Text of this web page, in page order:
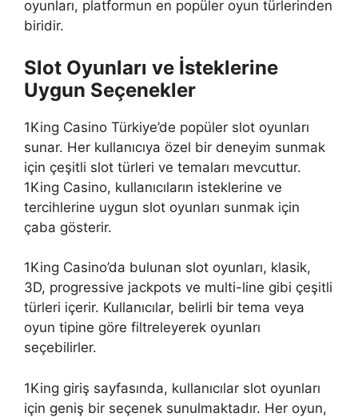
oyunları, platformun en popüler oyun türlerinden
biridir.
Slot Oyunları ve İsteklerine
Uygun Seçenekler
1King Casino Türkiye’de popüler slot oyunları
sunar. Her kullanıcıya özel bir deneyim sunmak
için çeşitli slot türleri ve temaları mevcuttur.
1King Casino, kullanıcıların isteklerine ve
tercihlerine uygun slot oyunları sunmak için
çaba gösterir.
1King Casino’da bulunan slot oyunları, klasik,
3D, progressive jackpots ve multi-line gibi çeşitli
türleri içerir. Kullanıcılar, belirli bir tema veya
oyun tipine göre filtreleyerek oyunları
seçebilirler.
1King giriş sayfasında, kullanıcılar slot oyunları
için geniş bir seçenek sunulmaktadır. Her oyun,